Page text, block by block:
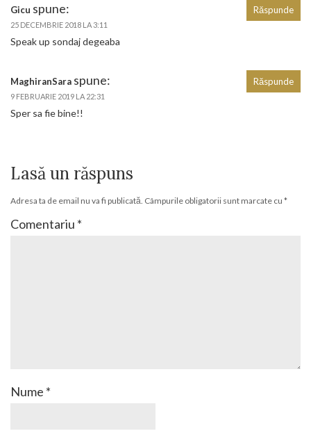
Gicu spune:
25 DECEMBRIE 2018 LA 3:11
Speak up sondaj degeaba
Răspunde
MaghiranSara spune:
9 FEBRUARIE 2019 LA 22:31
Sper sa fie bine!!
Răspunde
Lasă un răspuns
Adresa ta de email nu va fi publicată. Câmpurile obligatorii sunt marcate cu *
Comentariu *
Nume *